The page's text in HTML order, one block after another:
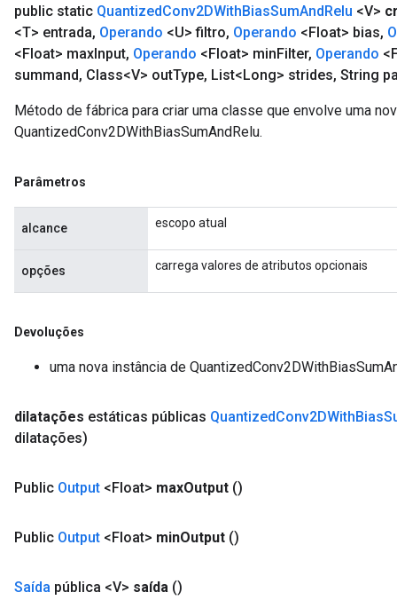
public static QuantizedConv2DWithBiasSumAndRelu <V>
<T> entrada, Operando <U> filtro, Operando <Float> bias,
<Float> maxInput, Operando <Float> minFilter, Operando
summand, Class<V> outType, List<Long> strides, String
Método de fábrica para criar uma classe que envolve uma
QuantizedConv2DWithBiasSumAndRelu.
Parâmetros
alcance escopo atual
opções carrega valores de atributos opcionais
Devoluções
uma nova instância de
dilatações estáticas públicas QuantizedConv2DWithBias
dilatações)
Public Output <Float> maxOutput ()
Public Output <Float> minOutput ()
Saída pública <V> saída ()